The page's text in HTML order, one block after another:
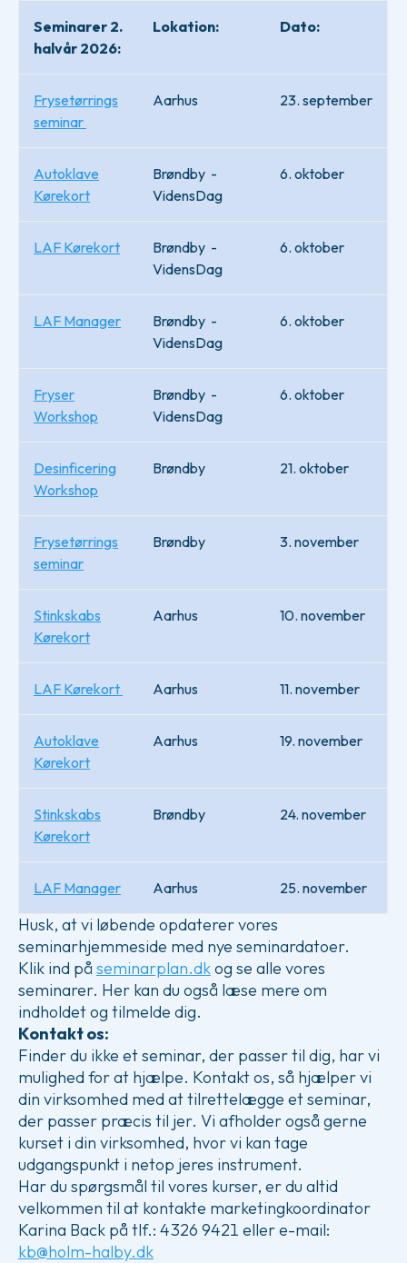
Seminarer 2.
halvår 2026:
Lokation: Dato:
Frysetørrings
seminar
Aarhus 23. september
Autoklave
Kørekort
Brøndby -
VidensDag
6. oktober
LAF Kørekort
Brøndby -
VidensDag
6. oktober
LAF Manager
Brøndby -
VidensDag
6. oktober
Fryser
Workshop
Brøndby -
VidensDag
6. oktober
Desinficering
Workshop
Brøndby 21. oktober
Frysetørrings
seminar
Brøndby 3. november
Stinkskabs
Kørekort
Aarhus 10. november
LAF Kørekort Aarhus 11. november
Autoklave
Kørekort
Aarhus 19. november
Stinkskabs
Kørekort
Brøndby 24. november
LAF Manager Aarhus 25. november
Husk, at vi løbende opdaterer vores
seminarhjemmeside med nye seminardatoer.
Klik ind på seminarplan.dkog se alle vores
seminarer. Her kan du også læse mere om
indholdet og tilmelde dig.
Kontakt os:
Finder du ikke et seminar, der passer til dig, har vi
mulighed for at hjælpe. Kontakt os, så hjælper vi
din virksomhed med at tilrettelægge et seminar,
der passer præcis til jer. Vi afholder også gerne
kurset i din virksomhed, hvor vi kan tage
udgangspunkt i netop jeres instrument.
Har du spørgsmål til vores kurser, er du altid
velkommen til at kontakte marketingkoordinator
Karina Back på tlf.: 4326 9421 eller e-mail:
kb@holm-halby.dk